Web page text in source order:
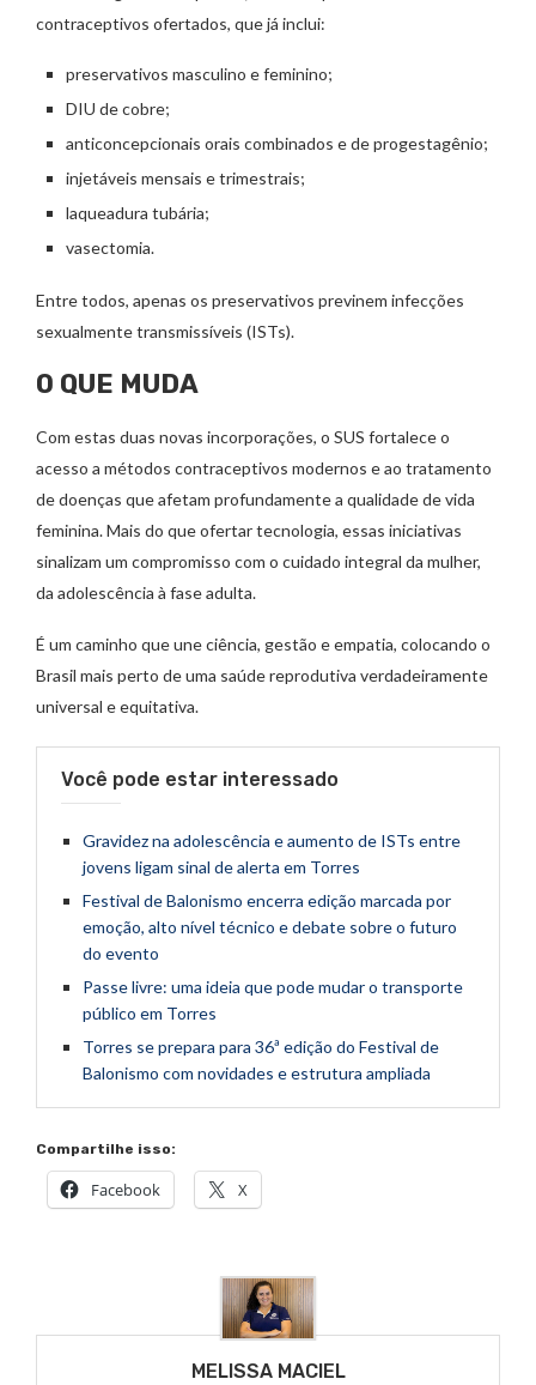
contraceptivos ofertados, que já inclui:
preservativos masculino e feminino;
DIU de cobre;
anticoncepcionais orais combinados e de progestagênio;
injetáveis mensais e trimestrais;
laqueadura tubária;
vasectomia.
Entre todos, apenas os preservativos previnem infecções
sexualmente transmissíveis (ISTs).
O QUE MUDA
Com estas duas novas incorporações, o SUS fortalece o
acesso a métodos contraceptivos modernos e ao tratamento
de doenças que afetam profundamente a qualidade de vida
feminina. Mais do que ofertar tecnologia, essas iniciativas
sinalizam um compromisso com o cuidado integral da mulher,
da adolescência à fase adulta.
É um caminho que une ciência, gestão e empatia, colocando o
Brasil mais perto de uma saúde reprodutiva verdadeiramente
universal e equitativa.
Você pode estar interessado
Gravidez na adolescência e aumento de ISTs entre
jovens ligam sinal de alerta em Torres
Festival de Balonismo encerra edição marcada por
emoção, alto nível técnico e debate sobre o futuro
do evento
Passe livre: uma ideia que pode mudar o transporte
público em Torres
Torres se prepara para 36ª edição do Festival de
Balonismo com novidades e estrutura ampliada
Compartilhe isso:
Facebook X
MELISSA MACIEL